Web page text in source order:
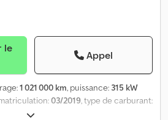
Appel
1 021 000 km, puissance: 315 kW
03/2019, type de carburant:
, freins: